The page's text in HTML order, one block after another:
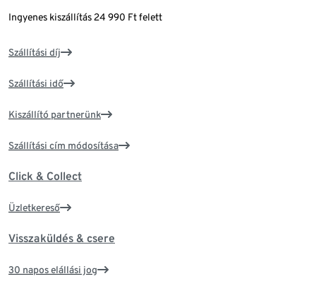
Ingyenes kiszállítás 24 990 Ft felett
Szállítási díj
Szállítási idő
Kiszállító partnerünk
Szállítási cím módosítása
Click & Collect
Üzletkereső
Visszaküldés & csere
30 napos elállási jog